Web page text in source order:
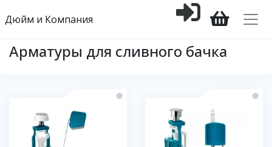
Дюйм и Компания
Арматуры для сливного бачка